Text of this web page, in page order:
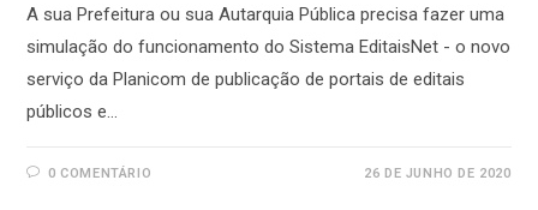
A sua Prefeitura ou sua Autarquia Pública precisa fazer uma
simulação do funcionamento do Sistema EditaisNet - o novo
serviço da Planicom de publicação de portais de editais
públicos e…
0 COMENTÁRIO 26 DE JUNHO DE 2020